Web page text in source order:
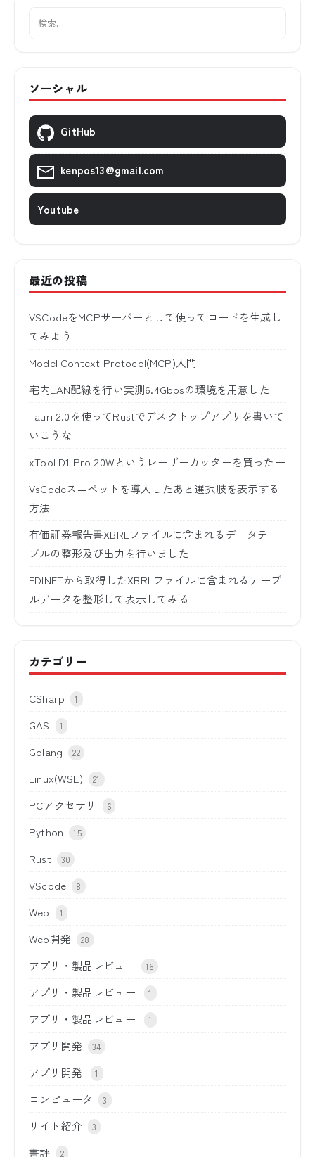
ソーシャル
GitHub
kenpos13@gmail.com
Youtube
最近の投稿
VSCodeをMCPサーバーとして使ってコードを生成し
てみよう
Model Context Protocol(MCP)入門
宅内LAN配線を行い実測6.4Gbpsの環境を用意した
Tauri 2.0を使ってRustでデスクトップアプリを書いて
いこうな
xTool D1 Pro 20Wというレーザーカッターを買ったー
VsCodeスニペットを導入したあと選択肢を表示する
方法
有価証券報告書XBRLファイルに含まれるデータテー
ブルの整形及び出力を行いました
EDINETから取得したXBRLファイルに含まれるテーブ
ルデータを整形して表示してみる
カテゴリー
CSharp 1
GAS 1
Golang 22
Linux(WSL) 21
PCアクセサリ 6
Python 15
Rust 30
VScode 8
Web 1
Web開発 28
アプリ・製品レビュー 16
アプリ・製品レビュー 1
アプリ・製品レビュー 1
アプリ開発 34
アプリ開発 1
コンピュータ 3
サイト紹介 3
書評 2